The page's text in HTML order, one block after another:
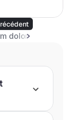
consectetur
dolor sit amet,